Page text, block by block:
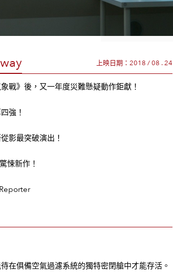
上映日期：2018 / 08 . 24
戰》後，又一年度災難懸疑動作鉅獻！
強！
影最突破演出！
悚新作！
在俱備空氣過濾系統的獨特密閉艙中才能存活。